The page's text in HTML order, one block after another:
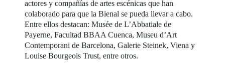
actores y compañías de artes escénicas que han
colaborado para que la Bienal se pueda llevar a cabo.
Entre ellos destacan: Musée de L’Abbatiale de
Payerne, Facultad BBAA Cuenca, Museu d’Art
Contemporani de Barcelona, Galerie Steinek, Viena y
Louise Bourgeois Trust, entre otros.